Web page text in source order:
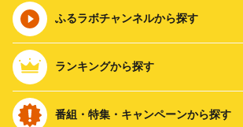
ふるラボチャンネルから探す
ランキングから探す
番組・特集・キャンペーンから探す